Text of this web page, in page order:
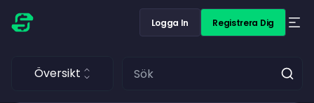
Logga In Registrera Dig
Översikt